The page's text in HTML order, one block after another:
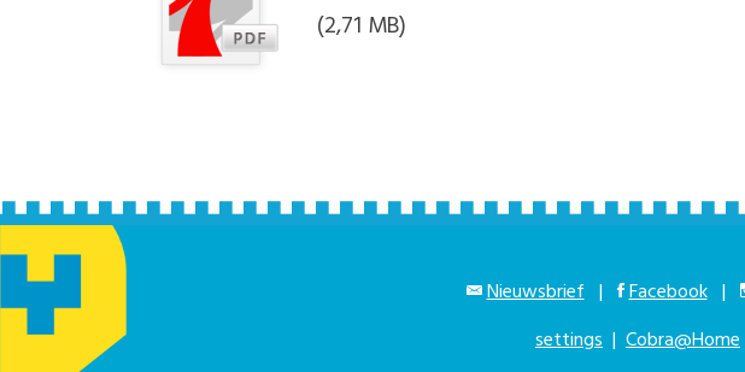
(2,71 MB)
Nieuwsbrief | Facebook |
settings | Cobra@Home